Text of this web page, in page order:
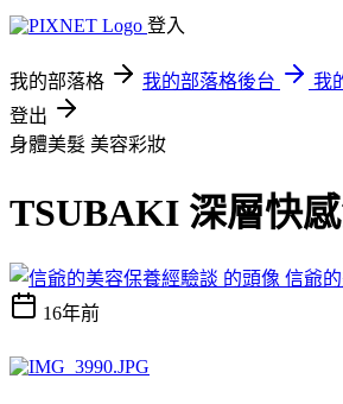
登入
我的部落格 我的部落格後台
我
登出
身體美髮 美容彩妝
TSUBAKI 深層快
信爺
16年前